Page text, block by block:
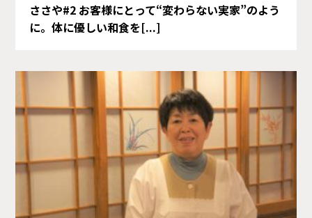
ささや#2 お客様にとって“変わらない実家”のよう
に。体に優しい和食を[...]